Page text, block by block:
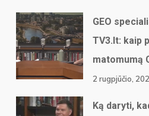
GEO
TV3.lt: kaip
matomumą
2 rugpjūčio,
Ką daryti,